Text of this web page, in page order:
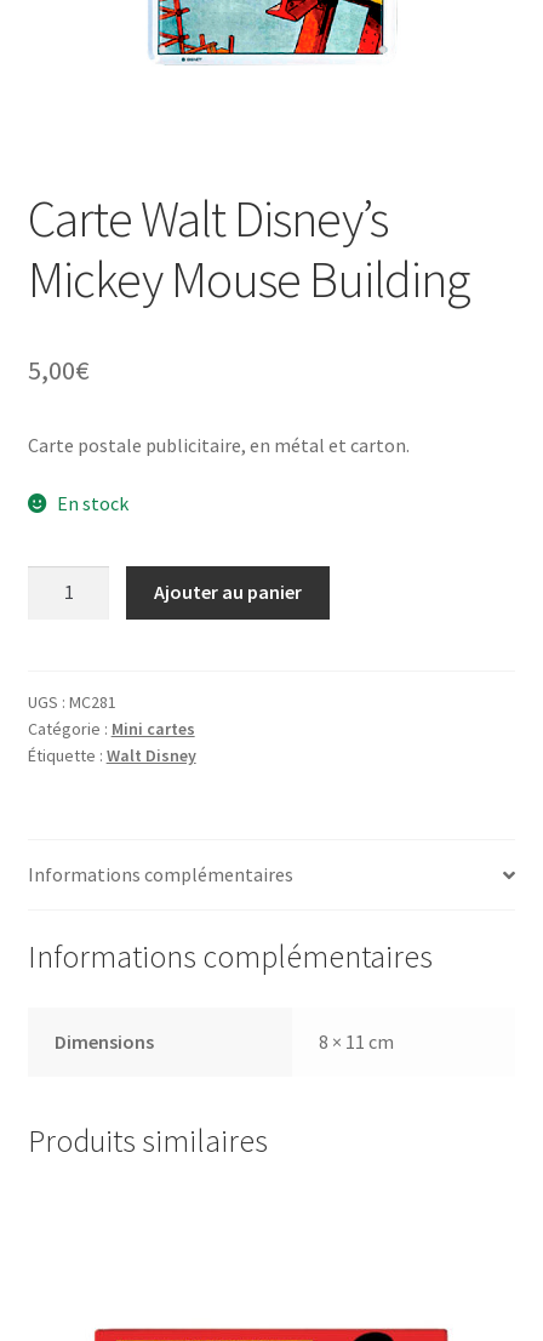
Carte Walt Disney’s
Mickey Mouse Building
5,00€
Carte postale publicitaire, en métal et carton.
En stock
Disney's
Mickey
Mouse
Ajouter au panier
UGS : MC281
Catégorie : Mini cartes
Étiquette : Walt Disney
Informations complémentaires
Informations complémentaires
Dimensions 8 × 11 cm
Produits similaires